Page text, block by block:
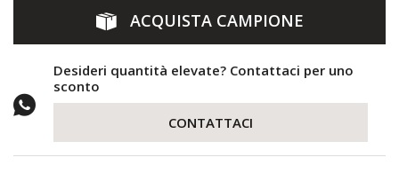
ACQUISTA CAMPIONE
Desideri quantità elevate? Contattaci per uno
sconto
CONTATTACI